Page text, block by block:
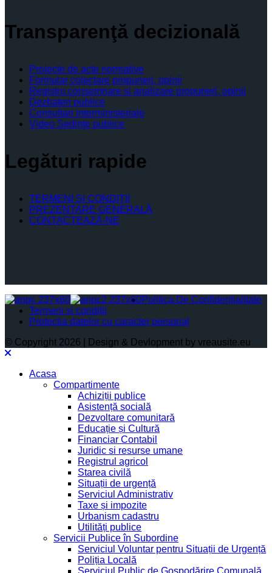
Transparenţă decizională
Proiecte de acte normative
Formular colectare propuneri, opinii
Registru consemnare si analizare propuneri, opinii
Dezbateri publice
Consultari interministeriale
Video Şedinţe publice
Legături rapide
TERMENI ŞI CONDIŢII
PREZENTARE GENERALĂ
CONTACTEAZĂ-NE
Politica De Confidențialitate
Termeni și condiții
Protectia datelor cu caracter personal
© Copyright 2026 | Design & Devlopment by vreausite.eu
Acasa
Compartimente
Achiziții publice
Asistență socială
Dezvoltare comunitară
Educație și Cultură
Financiar Contabil
Juridic si resurse umane
Registrul agricol
Starea civilă
Situații de urgență
Serviciul Administrativ
Taxe și impozite
Urbanism cadastru
Utilități publice
Servicii Publice în Subordine
Serviciul Voluntar pentru Situații de Urgență
Poliția Locală
Serviciul Public de Gospodărire Comunală